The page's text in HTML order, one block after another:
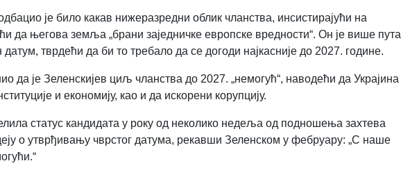
је било какав нижеразредни облик чланства, инсистирајући на
да његова земља „брани заједничке европске вредности“. Он је више пута
тврдећи да би то требало да се догоди најкасније до 2027. године.
да је Зеленскијев циљ чланства до 2027. „немогућ“, наводећи да Украјина
и економију, као и да искорени корупцију.
статус кандидата у року од неколико недеља од подношења захтева
о утврђивању чврстог датума, рекавши Зеленском у фебруару: „С наше